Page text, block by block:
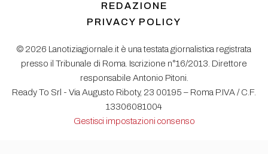
REDAZIONE
PRIVACY POLICY
© 2026 Lanotiziagiornale.it è una testata giornalistica registrata
presso il Tribunale di Roma. Iscrizione n°16/2013. Direttore
responsabile Antonio Pitoni.
Ready To Srl - Via Augusto Riboty, 23 00195 – Roma P.IVA / C.F.
13306081004
Gestisci impostazioni consenso